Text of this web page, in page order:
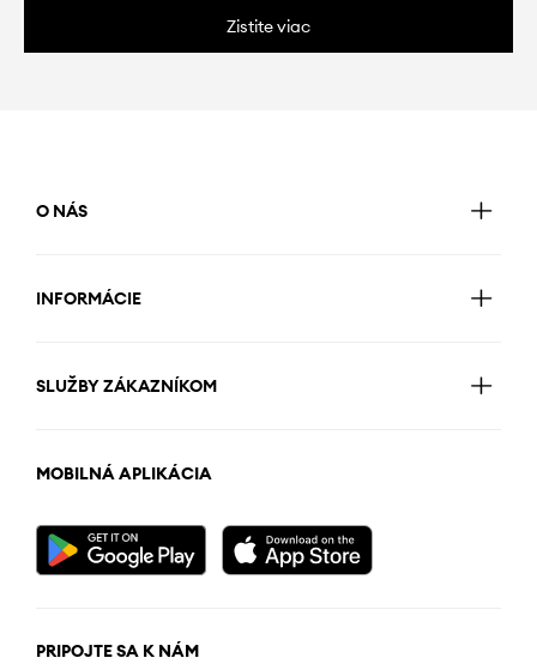
Zistite viac
O NÁS
INFORMÁCIE
SLUŽBY ZÁKAZNÍKOM
MOBILNÁ APLIKÁCIA
PRIPOJTE SA K NÁM